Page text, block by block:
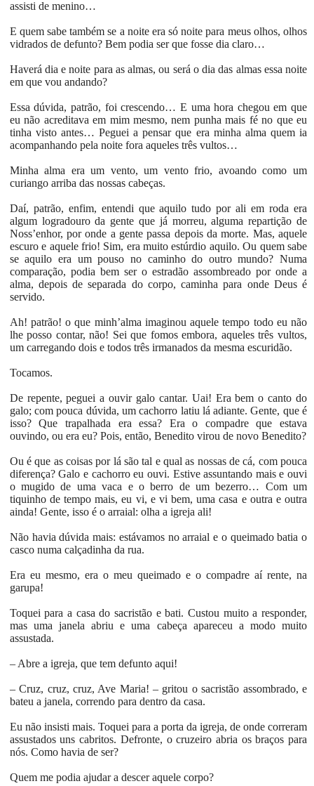
assisti de menino…
E quem sabe também se a noite era só noite para meus olhos, olhos
vidrados de defunto? Bem podia ser que fosse dia claro…
Haverá dia e noite para as almas, ou será o dia das almas essa noite
em que vou andando?
Essa dúvida, patrão, foi crescendo… E uma hora chegou em que
eu não acreditava em mim mesmo, nem punha mais fé no que eu
tinha visto antes… Peguei a pensar que era minha alma quem ia
acompanhando pela noite fora aqueles três vultos…
Minha alma era um vento, um vento frio, avoando como um
curiango arriba das nossas cabeças.
Daí, patrão, enfim, entendi que aquilo tudo por ali em roda era
algum logradouro da gente que já morreu, alguma repartição de
Noss’enhor, por onde a gente passa depois da morte. Mas, aquele
escuro e aquele frio! Sim, era muito estúrdio aquilo. Ou quem sabe
se aquilo era um pouso no caminho do outro mundo? Numa
comparação, podia bem ser o estradão assombreado por onde a
alma, depois de separada do corpo, caminha para onde Deus é
servido.
Ah! patrão! o que minh’alma imaginou aquele tempo todo eu não
lhe posso contar, não! Sei que fomos embora, aqueles três vultos,
um carregando dois e todos três irmanados da mesma escuridão.
Tocamos.
De repente, peguei a ouvir galo cantar. Uai! Era bem o canto do
galo; com pouca dúvida, um cachorro latiu lá adiante. Gente, que é
isso? Que trapalhada era essa? Era o compadre que estava
ouvindo, ou era eu? Pois, então, Benedito virou de novo Benedito?
Ou é que as coisas por lá são tal e qual as nossas de cá, com pouca
diferença? Galo e cachorro eu ouvi. Estive assuntando mais e ouvi
o mugido de uma vaca e o berro de um bezerro… Com um
tiquinho de tempo mais, eu vi, e vi bem, uma casa e outra e outra
ainda! Gente, isso é o arraial: olha a igreja ali!
Não havia dúvida mais: estávamos no arraial e o queimado batia o
casco numa calçadinha da rua.
Era eu mesmo, era o meu queimado e o compadre aí rente, na
garupa!
Toquei para a casa do sacristão e bati. Custou muito a responder,
mas uma janela abriu e uma cabeça apareceu a modo muito
assustada.
– Abre a igreja, que tem defunto aqui!
– Cruz, cruz, cruz, Ave Maria! – gritou o sacristão assombrado, e
bateu a janela, correndo para dentro da casa.
Eu não insisti mais. Toquei para a porta da igreja, de onde correram
assustados uns cabritos. Defronte, o cruzeiro abria os braços para
nós. Como havia de ser?
Quem me podia ajudar a descer aquele corpo?